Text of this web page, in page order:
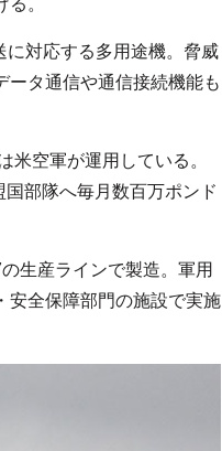
。
対応する多用途機。脅威
ータ通信や通信接続機能も
空軍が運用している。
部隊へ毎月数百万ポンド
生産ラインで製造。軍用
安全保障部門の施設で実施